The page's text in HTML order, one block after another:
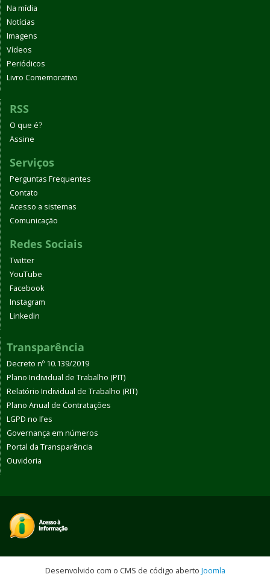
Na mídia
Notícias
Imagens
Vídeos
Periódicos
Livro Comemorativo
RSS
O que é?
Assine
Serviços
Perguntas Frequentes
Contato
Acesso a sistemas
Comunicação
Redes Sociais
Twitter
YouTube
Facebook
Instagram
Linkedin
Transparência
Decreto nº 10.139/2019
Plano Individual de Trabalho (PIT)
Relatório Individual de Trabalho (RIT)
Plano Anual de Contratações
LGPD no Ifes
Governança em números
Portal da Transparência
Ouvidoria
Desenvolvido com o CMS de código aberto Joomla